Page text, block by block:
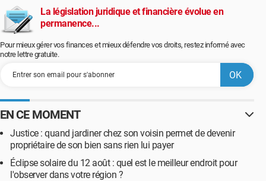
La législation juridique et financière évolue en
permanence...
Pour mieux gérer vos finances et mieux défendre vos droits, restez informé avec
notre lettre gratuite.
EN CE MOMENT
Justice : quand jardiner chez son voisin permet de devenir
propriétaire de son bien sans rien lui payer
Éclipse solaire du 12 août : quel est le meilleur endroit pour
l'observer dans votre région ?